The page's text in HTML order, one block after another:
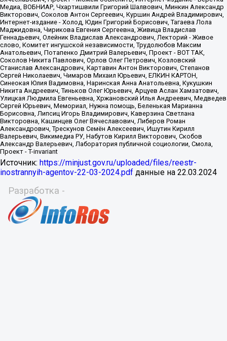
Источник: https://minjust.gov.ru/uploaded/files/reestr-
inostrannyih-agentov-22-03-2024.pdf данные на 22.03.2024
Разработка -